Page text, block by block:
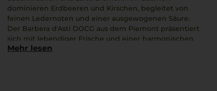
dominieren Erdbeeren und Kirschen, begleitet von
feinen Ledernoten und einer ausgewogenen Säure.
Der Barbera d'Asti DOCG aus dem Piemont präsentiert
sich mit lebendiger Frische und einer harmonischen
Struktur. Er passt hervorragend zu Gerichten wie einem
Mehr lesen